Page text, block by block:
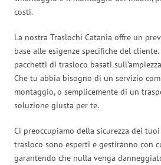
costi.
La nostra Traslochi Catania offre un
base alle esigenze specifiche del
pacchetti di trasloco basati
Che tu abbia bisogno di un servizio
montaggio, o semplicemente di un
soluzione giusta per te.
Ci preoccupiamo della sicurezza dei
trasloco sono esperti e gestiranno con
garantendo che nulla venga